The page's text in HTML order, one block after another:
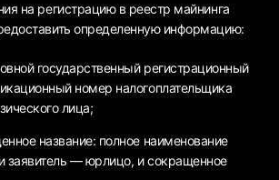
на регистрацию в реестр майнинга
определенную информацию:
государственный регистрационный
номер налогоплательщика
лица;
название: полное наименование
заявитель — юрлицо, и сокращенное